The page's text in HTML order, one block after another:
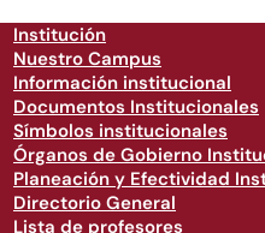
Institución
Nuestro Campus
Información institucional
Documentos Institucionales
Símbolos institucionales
Órganos de Gobierno
Planeación y Efectividad
Directorio General
Lista de profesores